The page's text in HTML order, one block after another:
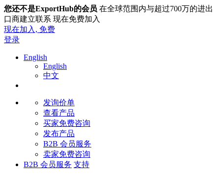
您还不是ExportHub的会员 在全球范围内与超过700万的进出
口商建立联系 现在免费加入
现在加入, 免费
登录
English
English
中文
发询价单
查看产品
买家免费咨询
发布产品
B2B 会员服务
卖家免费咨询
B2B 会员服务 支持